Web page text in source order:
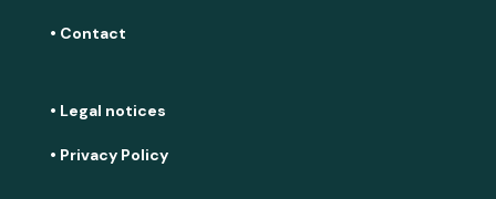
• Contact
• Legal notices
• Privacy Policy